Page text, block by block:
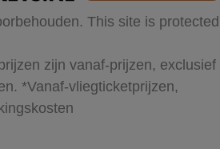
This site is protected
zijn vanaf-prijzen, exclusief
*Vanaf-vliegticketprijzen,